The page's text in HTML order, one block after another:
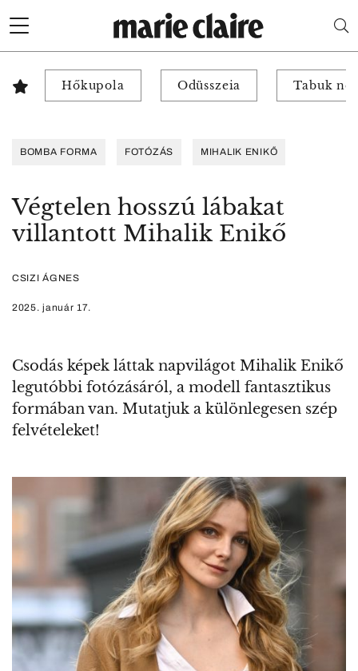
Hőkupola Odüsszeia Tabuk
BOMBA FORMA FOTÓZÁS MIHALIK ENIKŐ
Végtelen hosszú lábakat
villantott Mihalik Enikő
CSIZI ÁGNES
2025. január 17.
Csodás képek láttak napvilágot Mihalik Enikő
legutóbbi fotózásáról, a modell fantasztikus
formában van. Mutatjuk a különlegesen szép
felvételeket!